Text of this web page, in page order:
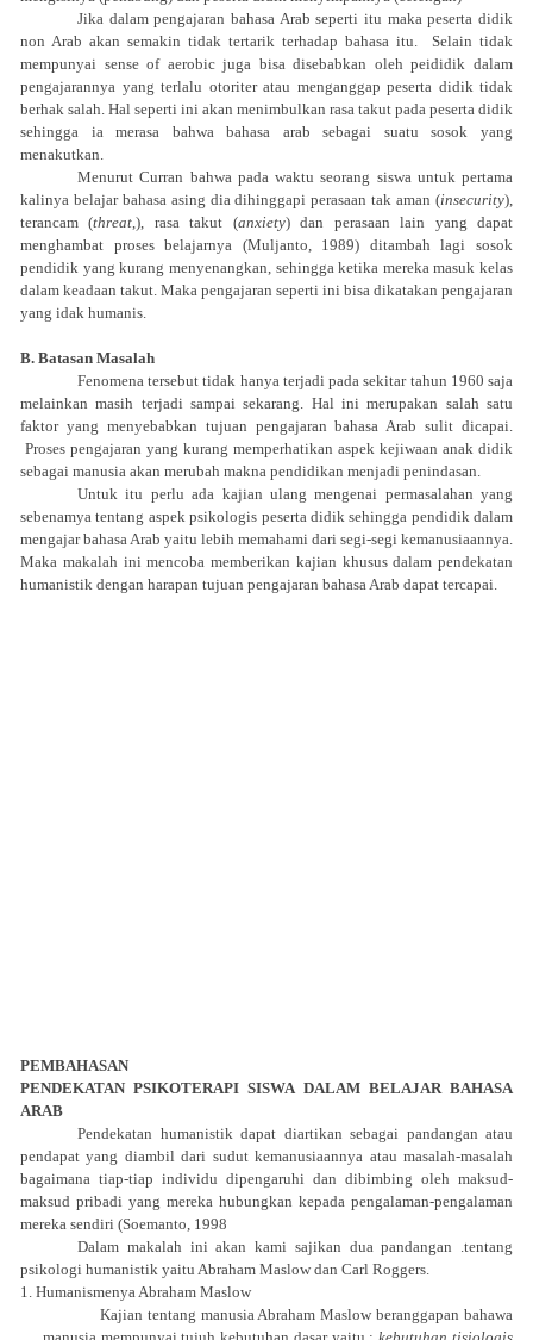
Jika dalam pengajaran bahasa Arab seperti itu maka peserta didik
non Arab akan semakin tidak tertarik terhadap bahasa itu.
Selain tidak
mempunyai sense of aerobic juga bisa disebabkan oleh peididik dalam
pengajarannya yang terlalu otoriter atau menganggap peserta didik tidak
berhak salah. Hal seperti ini akan menimbulkan rasa takut pada peserta didik
sehingga ia merasa bahwa bahasa arab sebagai suatu sosok yang
menakutkan.
Menurut Curran bahwa pada waktu seorang siswa untuk pertama
kalinya belajar bahasa asing dia dihinggapi perasaan tak aman (insecurity),
terancam (threat ,), rasa takut (anxiety) dan perasaan lain yang dapat
menghambat proses belajarnya (Muljanto, 1989) ditambah lagi sosok
pendidik yang kurang menyenangkan, sehingga ketika mereka masuk kelas
dalam keadaan takut. Maka pengajaran seperti ini bisa dikatakan pengajaran
yang idak humanis.
B. Batasan Masalah
Fenomena tersebut tidak hanya terjadi pada sekitar tahun 1960 saja
melainkan masih terjadi sampai sekarang. Hal ini merupakan salah satu
faktor yang menyebabkan tujuan pengajaran bahasa Arab sulit dicapai.
Proses pengajaran yang kurang memperhatikan aspek kejiwaan anak didik
sebagai manusia akan merubah makna pendidikan menjadi penindasan.
Untuk itu perlu ada kajian ulang mengenai permasalahan yang
sebenamya tentang aspek psikologis peserta didik sehingga pendidik dalam
mengajar bahasa Arab yaitu lebih memahami dari segi-segi kemanusiaannya.
Maka makalah ini mencoba memberikan kajian khusus dalam pendekatan
humanistik dengan harapan tujuan pengajaran bahasa Arab dapat tercapai.
PEMBAHASAN
PENDEKATAN PSIKOTERAPI SISWA DALAM BELAJAR BAHASA
ARAB
Pendekatan humanistik dapat diartikan sebagai pandangan atau
pendapat yang diambil dari sudut kemanusiaannya atau masalah-masalah
bagaimana tiap-tiap individu dipengaruhi dan dibimbing oleh maksud-
maksud pribadi yang mereka hubungkan kepada pengalaman-pengalaman
mereka sendiri (Soemanto, 1998
Dalam makalah ini akan kami sajikan dua pandangan .tentang
psikologi humanistik yaitu Abraham Maslow dan Carl Roggers.
1. Humanismenya Abraham Maslow
Kajian tentang manusia Abraham Maslow beranggapan bahawa